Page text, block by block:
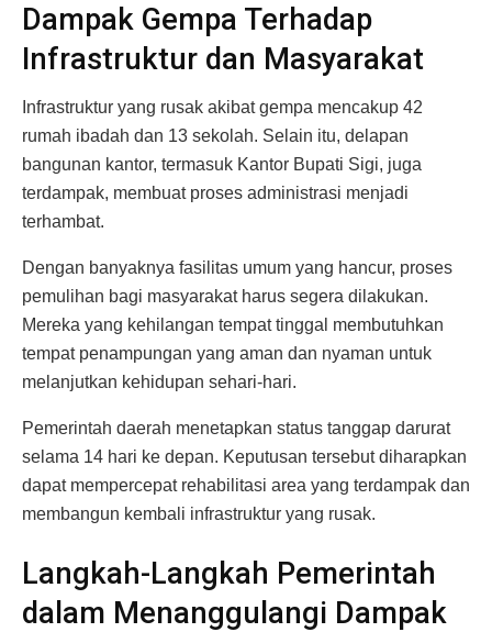
Dampak Gempa Terhadap
Infrastruktur dan Masyarakat
Infrastruktur yang rusak akibat gempa mencakup 42
rumah ibadah dan 13 sekolah. Selain itu, delapan
bangunan kantor, termasuk Kantor Bupati Sigi, juga
terdampak, membuat proses administrasi menjadi
terhambat.
Dengan banyaknya fasilitas umum yang hancur, proses
pemulihan bagi masyarakat harus segera dilakukan.
Mereka yang kehilangan tempat tinggal membutuhkan
tempat penampungan yang aman dan nyaman untuk
melanjutkan kehidupan sehari-hari.
Pemerintah daerah menetapkan status tanggap darurat
selama 14 hari ke depan. Keputusan tersebut diharapkan
dapat mempercepat rehabilitasi area yang terdampak dan
membangun kembali infrastruktur yang rusak.
Langkah-Langkah Pemerintah
dalam Menanggulangi Dampak